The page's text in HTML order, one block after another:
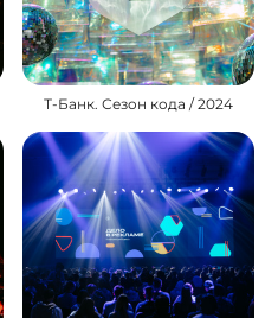
Т-Банк. Сезон кода / 2024